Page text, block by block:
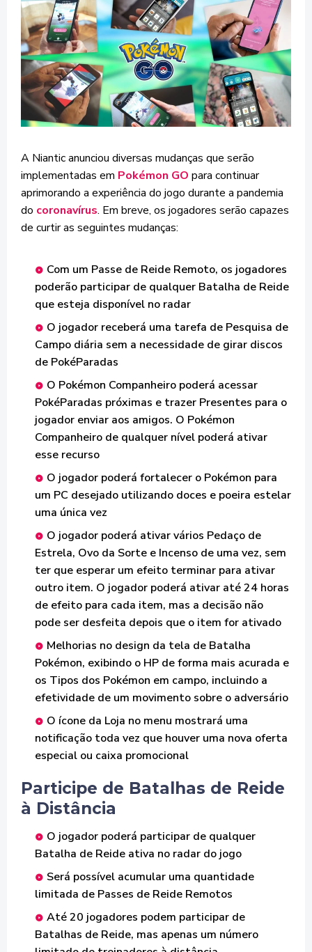
A Niantic anunciou diversas mudanças que serão
implementadas em Pokémon GO para continuar
aprimorando a experiência do jogo durante a pandemia
do coronavírus. Em breve, os jogadores serão capazes
de curtir as seguintes mudanças:
Com um Passe de Reide Remoto, os jogadores
poderão participar de qualquer Batalha de Reide
que esteja disponível no radar
O jogador receberá uma tarefa de Pesquisa de
Campo diária sem a necessidade de girar discos
de PokéParadas
O Pokémon Companheiro poderá acessar
PokéParadas próximas e trazer Presentes para o
jogador enviar aos amigos. O Pokémon
Companheiro de qualquer nível poderá ativar
esse recurso
O jogador poderá fortalecer o Pokémon para
um PC desejado utilizando doces e poeira estelar
uma única vez
O jogador poderá ativar vários Pedaço de
Estrela, Ovo da Sorte e Incenso de uma vez, sem
ter que esperar um efeito terminar para ativar
outro item. O jogador poderá ativar até 24 horas
de efeito para cada item, mas a decisão não
pode ser desfeita depois que o item for ativado
Melhorias no design da tela de Batalha
Pokémon, exibindo o HP de forma mais acurada e
os Tipos dos Pokémon em campo, incluindo a
efetividade de um movimento sobre o adversário
O ícone da Loja no menu mostrará uma
notificação toda vez que houver uma nova oferta
especial ou caixa promocional
Participe de Batalhas de Reide
à Distância
O jogador poderá participar de qualquer
Batalha de Reide ativa no radar do jogo
Será possível acumular uma quantidade
limitada de Passes de Reide Remotos
Até 20 jogadores podem participar de
Batalhas de Reide, mas apenas um número